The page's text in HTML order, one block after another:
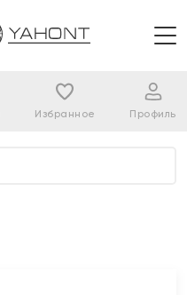
Избранное Профиль